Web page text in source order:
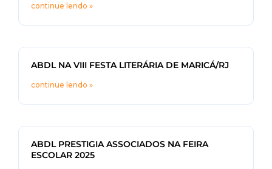
continue lendo »
ABDL NA VIII FESTA LITERÁRIA DE MARICÁ/RJ
continue lendo »
ABDL PRESTIGIA ASSOCIADOS NA FEIRA
ESCOLAR 2025